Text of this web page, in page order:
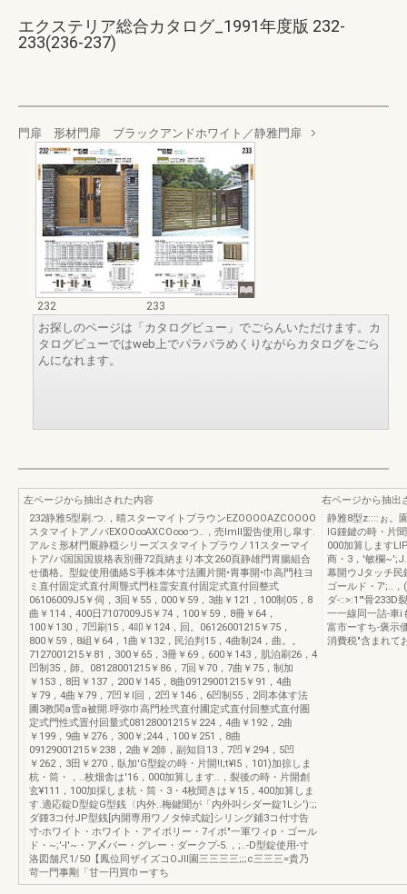
エクステリア総合カタログ_1991年度版 232-
233(236-237)
門扉 形材門扉 ブラックアンドホワイト／静雅門扉
232
233
お探しのページは「カタログビュー」でごらんいただけます。カ
タログビューではweb上でパラパラめくりながらカタログをごら
んになれます。
左ページから抽出された内容
232静雅5型刷.つ.，晴スターマイトブラウンEZOOOOAZCOOOO
スタマイトアノパEXOO∞AXCO∞oつ..，売Imll盟告使用し皐す.
アルミ形材門厩静穏シリーズスタマイトプラウノ11スターマイ
トア/パ国国国規格表別冊72頁納まり本文260頁静雄門胃腸組合
せ価格。型錠使用価絡S手株本体寸法圃片開•胃事開•巾高門柱ヨ
ミ直付固定式直付周聾式門柱霊安直付固定式直付回整式
06106009J5￥伺，3回￥55，000￥59，3曲￥121，100制05，8
曲￥114，400日7107009J5￥74，100￥59，8冊￥64，
100￥130，7凹刷15，4叩￥124，回。06126001215￥75，
800￥59，8岨￥64，1曲￥132，民泊判15，4曲制24，曲。。
7127001215￥81，300￥65，3冊￥69，600￥143，肌泊刷26，4
凹制35，師。08128001215￥86，7回￥70，7曲￥75，制加
￥153，8田￥137，200￥145，8曲09129001215￥91，4曲
￥79，4曲￥79，7凹￥l回，2凹￥146，6凹制55，2同本体す法
圃3教関a雪a被開.呼弥巾高門栓弐直付圃定式直付回整式直付圏
定式門性式置付回量式08128001215￥224，4曲￥192，2曲
￥199，9曲￥276，300￥;244，100￥251，8曲
09129001215￥238，2曲￥2師，副知目13，7凹￥294，5凹
￥262，3田￥270，臥加'G型錠の時・片開!I;t¥l5，101)加掠しま
杭・筒・，..枚畑舎は'16，000加算します..，裂後の時・片開創
玄¥111，100加採しま杭・筒・3・4枚聞きは￥15，400加算しま
す.適応錠D型錠G型銭〈内外..梅鍵聞が「内外叫シダー錠1Lシ'):;;
ダ鍾3コ付JP型銭[内開専用ワノタ悼式錠]シリング鋪3コ付寸告
寸-ホワイト・ホワイト・アイポリー・7イポ"一軍ワィp・ゴール
ド・~;'-I'~・ア〆パー・グレー・ダークプ-5.，;..-D型錠使用-寸
洛図舗尺1/50【鳳位同ザイズコOJll園三三三三;;;c三三三=貴乃
苛一門事剛「甘一円買巾ーすち
右ページから抽出
静雅8型z::::ぉ。
IG鍾鍵の時・片
000加算します
商・3，'敏欄
幕開ウJタッチ民
ゴールド・7';..，
ダ-::>:1'"骨233D
一一線同一詰-車i
富市ーすち-褒示
消費税"含まれて